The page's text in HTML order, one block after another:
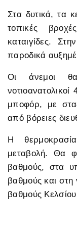
Στα δυτικά, τα
τοπικές
καταιγίδες.
παροδικά
Οι άνεμοι
μποφόρ, με
από βόρειες
Η
μεταβολή. Θα
βαθμούς, στα
βαθμούς και στη
βαθμούς